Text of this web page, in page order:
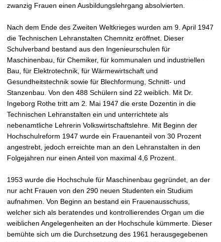
zwanzig Frauen einen Ausbildungslehrgang absolvierten.
Nach dem Ende des Zweiten Weltkrieges wurden am 9. April 1947
die Technischen Lehranstalten Chemnitz eröffnet. Dieser
Schulverband bestand aus den Ingenieurschulen für
Maschinenbau, für Chemiker, für kommunalen und industriellen
Bau, für Elektrotechnik, für Wärmewirtschaft und
Gesundheitstechnik sowie für Blechformung, Schnitt- und
Stanzenbau. Von den 488 Schülern sind 22 weiblich. Mit Dr.
Ingeborg Rothe tritt am 2. Mai 1947 die erste Dozentin in die
Technischen Lehranstalten ein und unterrichtete als
nebenamtliche Lehrerin Volkswirtschaftslehre. Mit Beginn der
Hochschulreform 1947 wurde ein Frauenanteil von 30 Prozent
angestrebt, jedoch erreichte man an den Lehranstalten in den
Folgejahren nur einen Anteil von maximal 4,6 Prozent.
1953 wurde die Hochschule für Maschinenbau gegründet, an der
nur acht Frauen von den 290 neuen Studenten ein Studium
aufnahmen. Von Beginn an bestand ein Frauenausschuss,
welcher sich als beratendes und kontrollierendes Organ um die
weiblichen Angelegenheiten an der Hochschule kümmerte. Dieser
bemühte sich um die Durchsetzung des 1961 herausgegebenen